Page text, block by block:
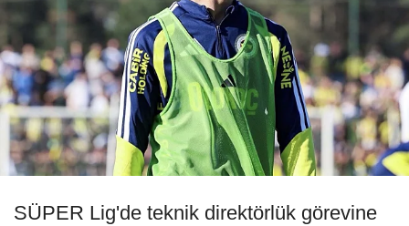
SÜPER Lig'de teknik direktörlük görevine